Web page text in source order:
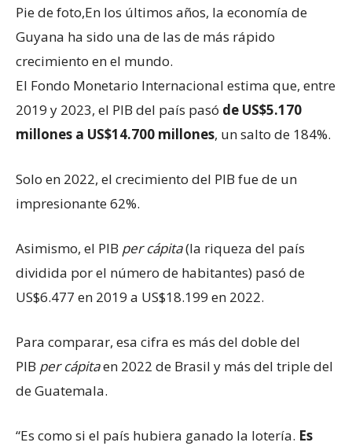
Pie de foto,En los últimos años, la economía de
Guyana ha sido una de las de más rápido
crecimiento en el mundo.
El Fondo Monetario Internacional estima que, entre
2019 y 2023, el PIB del país pasó de US$5.170
millones a US$14.700 millones, un salto de 184%.
Solo en 2022, el crecimiento del PIB fue de un
impresionante 62%.
Asimismo, el PIB per cápita(la riqueza del país
dividida por el número de habitantes) pasó de
US$6.477 en 2019 a US$18.199 en 2022.
Para comparar, esa cifra es más del doble del
PIB per cápitaen 2022 de Brasil y más del triple del
de Guatemala.
“Es como si el país hubiera ganado la lotería. Es